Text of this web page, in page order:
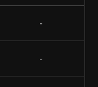
-
-